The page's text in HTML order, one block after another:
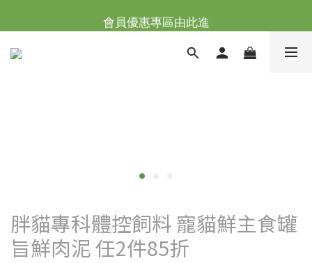
台灣滿NT$全館滿1200免運｜海外滿NT$3000免運
會員優惠專區由此進
台灣滿NT$全館滿1200免運｜海外滿NT$3000免運
胖貓專科體控飼料 寵貓鮮主食罐
旨鮮肉泥 任2件85折